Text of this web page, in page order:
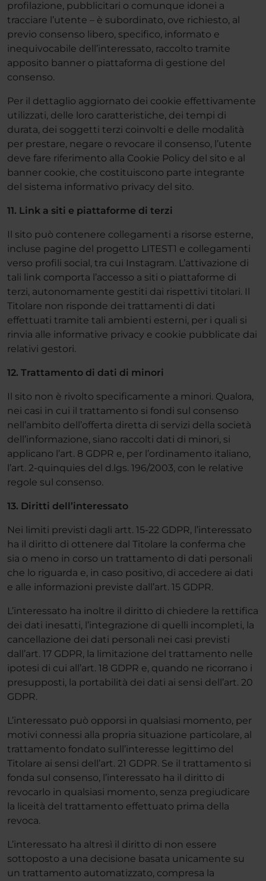
profilazione, pubblicitari o comunque idonei a
tracciare l’utente – è subordinato, ove richiesto, al
previo consenso libero, specifico, informato e
inequivocabile dell’interessato, raccolto tramite
apposito banner o piattaforma di gestione del
consenso.
Per il dettaglio aggiornato dei cookie effettivamente
utilizzati, delle loro caratteristiche, dei tempi di
durata, dei soggetti terzi coinvolti e delle modalità
per prestare, negare o revocare il consenso, l’utente
deve fare riferimento alla Cookie Policy del sito e al
banner cookie, che costituiscono parte integrante
del sistema informativo privacy del sito.
11. Link a siti e piattaforme di terzi
Il sito può contenere collegamenti a risorse esterne,
incluse pagine del progetto LITEST1 e collegamenti
verso profili social, tra cui Instagram. L’attivazione di
tali link comporta l’accesso a siti o piattaforme di
terzi, autonomamente gestiti dai rispettivi titolari. Il
Titolare non risponde dei trattamenti di dati
effettuati tramite tali ambienti esterni, per i quali si
rinvia alle informative privacy e cookie pubblicate dai
relativi gestori.
12. Trattamento di dati di minori
Il sito non è rivolto specificamente a minori. Qualora,
nei casi in cui il trattamento si fondi sul consenso
nell’ambito dell’offerta diretta di servizi della società
dell’informazione, siano raccolti dati di minori, si
applicano l’art. 8 GDPR e, per l’ordinamento italiano,
l’art. 2-quinquies del d.lgs. 196/2003, con le relative
regole sul consenso.
13. Diritti dell’interessato
Nei limiti previsti dagli artt. 15-22 GDPR, l’interessato
ha il diritto di ottenere dal Titolare la conferma che
sia o meno in corso un trattamento di dati personali
che lo riguarda e, in caso positivo, di accedere ai dati
e alle informazioni previste dall’art. 15 GDPR.
L’interessato ha inoltre il diritto di chiedere la rettifica
dei dati inesatti, l’integrazione di quelli incompleti, la
cancellazione dei dati personali nei casi previsti
dall’art. 17 GDPR, la limitazione del trattamento nelle
ipotesi di cui all’art. 18 GDPR e, quando ne ricorrano i
presupposti, la portabilità dei dati ai sensi dell’art. 20
GDPR.
L’interessato può opporsi in qualsiasi momento, per
motivi connessi alla propria situazione particolare, al
trattamento fondato sull’interesse legittimo del
Titolare ai sensi dell’art. 21 GDPR. Se il trattamento si
fonda sul consenso, l’interessato ha il diritto di
revocarlo in qualsiasi momento, senza pregiudicare
la liceità del trattamento effettuato prima della
revoca.
L’interessato ha altresì il diritto di non essere
sottoposto a una decisione basata unicamente su
un trattamento automatizzato, compresa la